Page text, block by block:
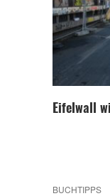
Eifelwall
BUCHTIPPS